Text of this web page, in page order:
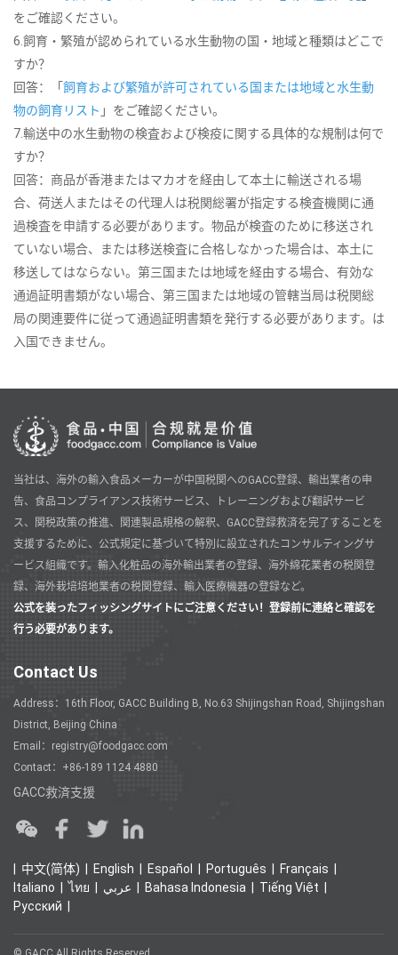
をご確認ください。
6.飼育・繁殖が認められている水生動物の国・地域と種類はどこで
すか？
回答：「 飼育および繁殖が許可されている国または地域と水生動
物の飼育リスト 」をご確認ください。
7.輸送中の水生動物の検査および検疫に関する具体的な規制は何で
すか？
回答：商品が香港またはマカオを経由して本土に輸送される場
合、荷送人またはその代理人は税関総署が指定する検査機関に通
過検査を申請する必要があります。物品が検査のために移送され
ていない場合、または移送検査に合格しなかった場合は、本土に
移送してはならない。第三国または地域を経由する場合、有効な
通過証明書類がない場合、第三国または地域の管轄当局は税関総
局の関連要件に従って通過証明書類を発行する必要があります。は
入国できません。
当社は、海外の輸入食品メーカーが中国税関へのGACC登録、輸出業者の申
告、食品コンプライアンス技術サービス、トレーニングおよび翻訳サービ
ス、関税政策の推進、関連製品規格の解釈、GACC登録救済を完了することを
支援するために、公式規定に基づいて特別に設立されたコンサルティングサ
ービス組織です。輸入化粧品の海外輸出業者の登録、海外綿花業者の税関登
録、海外栽培培地業者の税関登録、輸入医療機器の登録など。
公式を装ったフィッシングサイトにご注意ください！登録前に連絡と確認を
行う必要があります。
Contact Us
Address：16th Floor, GACC Building B, No.63 Shijingshan Road, Shijingshan
District, Beijing China
Email：registry@foodgacc.com
Contact：+86-189 1124 4880
GACC救済支援
中文(简体) English Español Português
Français
Italiano
ไทย عربي Bahasa Indonesia
Tiếng Việt
Ρусский